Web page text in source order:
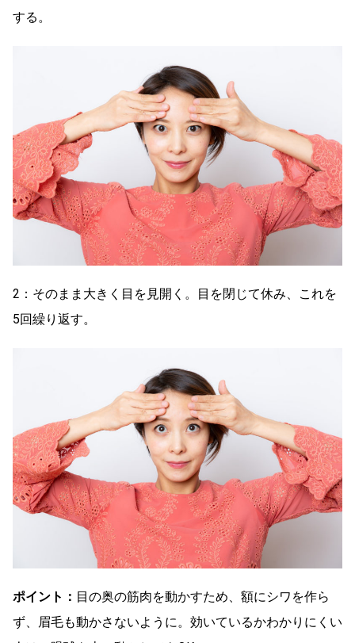
する。
2：そのまま大きく目を見開く。目を閉じて休み、これを
5回繰り返す。
ポイント： 目の奥の筋肉を動かすため、額にシワを作ら
ず、眉毛も動かさないように。効いているかわかりにくい